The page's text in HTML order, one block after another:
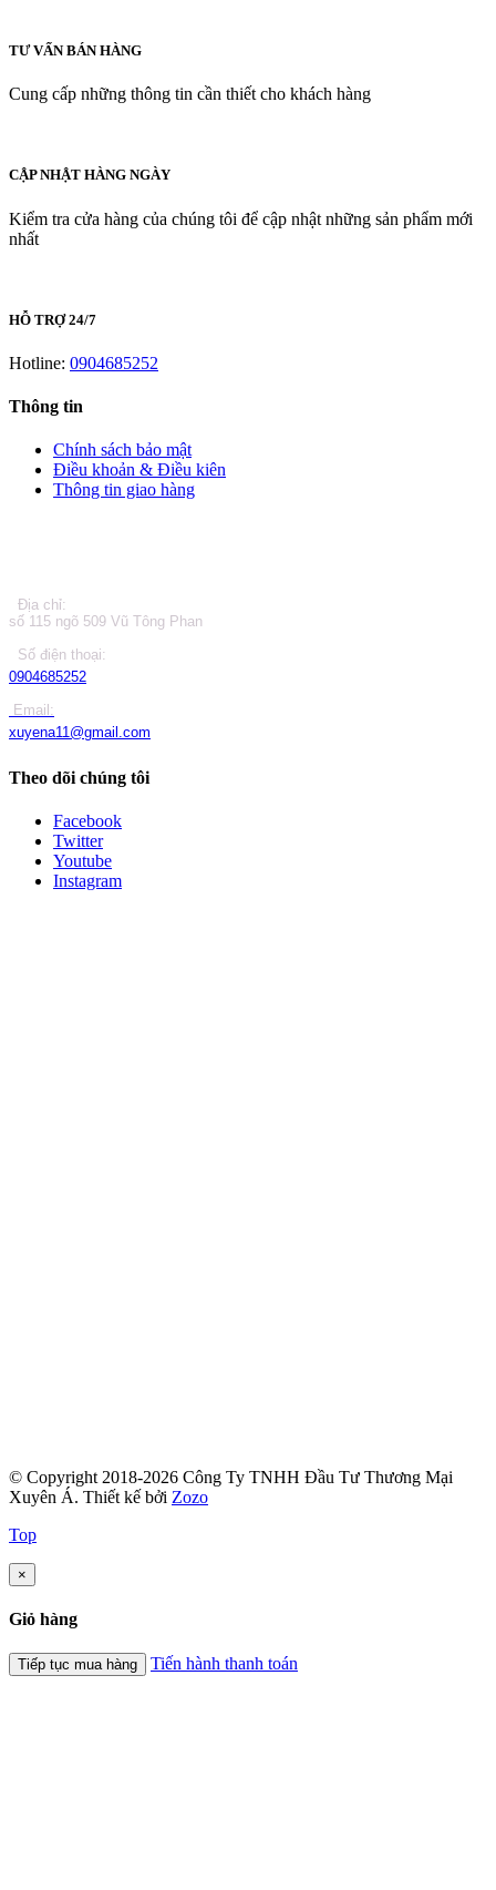
TƯ VẤN BÁN HÀNG
Cung cấp những thông tin cần thiết cho khách hàng
CẬP NHẬT HÀNG NGÀY
Kiểm tra cửa hàng của chúng tôi để cập nhật những sản phẩm mới
nhất
HỖ TRỢ 24/7
Hotline: 0904685252
Thông tin
Chính sách bảo mật
Điều khoản & Điều kiên
Thông tin giao hàng
Địa chỉ:
số 115 ngõ 509 Vũ Tông Phan
Số điện thoại:
0904685252
Email:
xuyena11@gmail.com
Theo dõi chúng tôi
Facebook
Twitter
Youtube
Instagram
© Copyright 2018-2026 Công Ty TNHH Đầu Tư Thương Mại
Xuyên Á. Thiết kế bởi Zozo
Top
×
Giỏ hàng
Tiếp tục mua hàng Tiến hành thanh toán